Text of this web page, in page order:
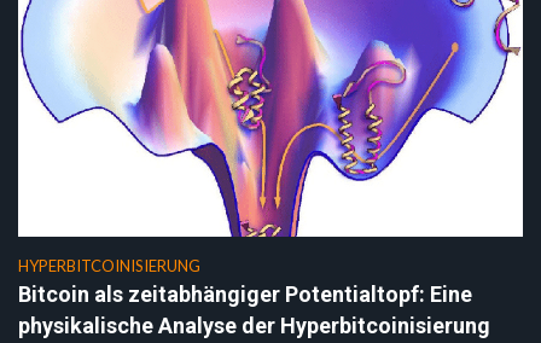
HYPERBITCOINISIERUNG
Bitcoin als zeitabhängiger Potentialtopf: Eine
physikalische Analyse der Hyperbitcoinisierung